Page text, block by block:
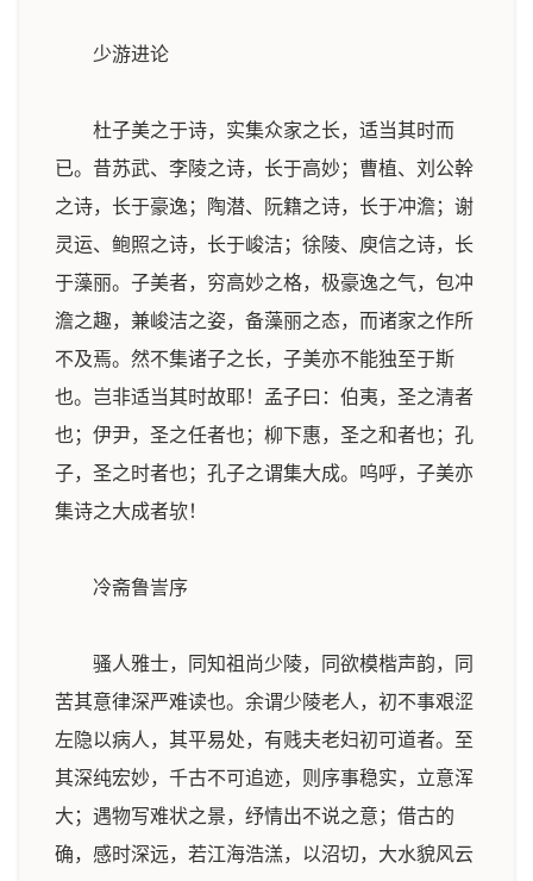
少游进论
杜子美之于诗，实集众家之长，适当其时而
已。昔苏武、李陵之诗，长于高妙；曹植、刘公幹
之诗，长于豪逸；陶潜、阮籍之诗，长于冲澹；谢
灵运、鲍照之诗，长于峻洁；徐陵、庾信之诗，长
于藻丽。子美者，穷高妙之格，极豪逸之气，包冲
澹之趣，兼峻洁之姿，备藻丽之态，而诸家之作所
不及焉。然不集诸子之长，子美亦不能独至于斯
也。岂非适当其时故耶！孟子曰：伯夷，圣之清者
也；伊尹，圣之任者也；柳下惠，圣之和者也；孔
子，圣之时者也；孔子之谓集大成。呜呼，子美亦
集诗之大成者欤！
冷斋鲁訔序
骚人雅士，同知祖尚少陵，同欲模楷声韵，同
苦其意律深严难读也。余谓少陵老人，初不事艰涩
左隐以病人，其平易处，有贱夫老妇初可道者。至
其深纯宏妙，千古不可追迹，则序事稳实，立意浑
大；遇物写难状之景，纾情出不说之意；借古的
确，感时深远，若江海浩溔， 以沼切，大水貌风云